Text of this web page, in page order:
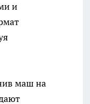
и
маш на